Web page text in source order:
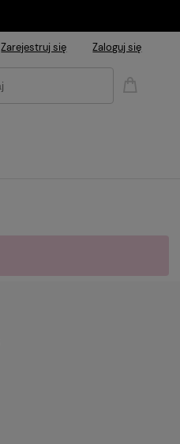
Zarejestruj się Zaloguj się